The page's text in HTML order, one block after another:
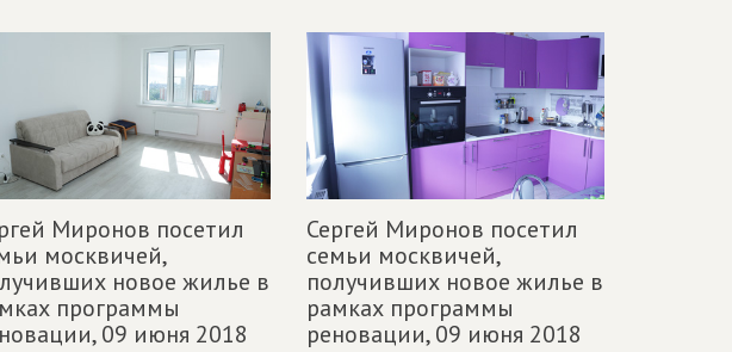
Миронов посетил
москвичей,
новое жилье в
программы
09 июня 2018
Сергей Миронов посетил
семьи москвичей,
получивших новое жилье в
рамках программы
реновации,09 июня 2018